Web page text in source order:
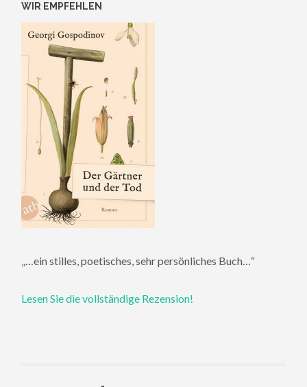
WIR EMPFEHLEN
„…ein stilles, poetisches, sehr persönliches Buch…“
Lesen Sie die vollständige Rezension!